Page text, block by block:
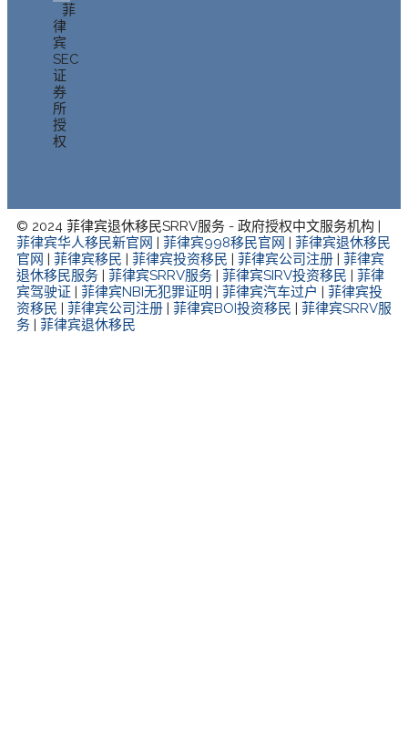
菲
律
宾
SEC
证
券
所
授
权
© 2024 菲律宾退休移民SRRV服务 - 政府授权中文服务机构 |
菲律宾华人移民新官网 | 菲律宾998移民官网 | 菲律宾退休移民
官网 | 菲律宾移民 | 菲律宾投资移民 | 菲律宾公司注册 | 菲律宾
退休移民服务 | 菲律宾SRRV服务 | 菲律宾SIRV投资移民 | 菲律
宾驾驶证 | 菲律宾NBI无犯罪证明 | 菲律宾汽车过户 | 菲律宾投
资移民 | 菲律宾公司注册 | 菲律宾BOI投资移民 | 菲律宾SRRV服
务 | 菲律宾退休移民